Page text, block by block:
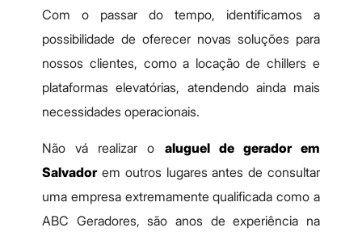
Com o passar do tempo, identificamos a
possibilidade de oferecer novas soluções para
nossos clientes, como a locação de chillers e
plataformas elevatórias, atendendo ainda mais
necessidades operacionais.
Não vá realizar o aluguel de gerador em
Salvadorem outros lugares antes de consultar
uma empresa extremamente qualificada como a
ABC Geradores, são anos de experiência na